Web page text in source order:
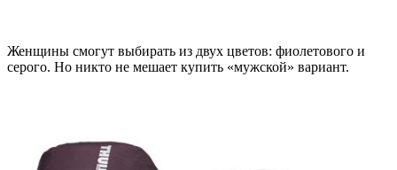
Женщины смогут выбирать из двух цветов: фиолетового и
серого. Но никто не мешает купить «мужской» вариант.